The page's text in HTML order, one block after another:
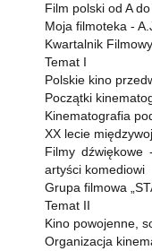
Film polski od A
Moja filmoteka -
Kwartalnik Filmowy
Temat I
Polskie kino
Początki
Kinematografia
XX lecie
Filmy dźwiękowe
artyści komediowi
Grupa filmowa
Temat II
Kino powojenne,
Organizacja